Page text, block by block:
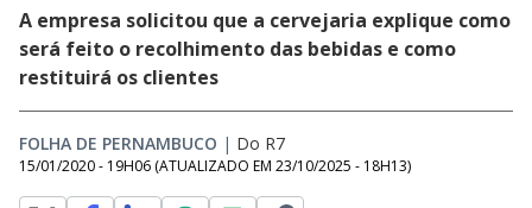
A empresa solicitou que a cervejaria explique como
será feito o recolhimento das bebidas e como
restituirá os clientes
FOLHA DE PERNAMBUCO | Do R7
15/01/2020 - 19H06 (ATUALIZADO EM 23/10/2025 - 18H13)